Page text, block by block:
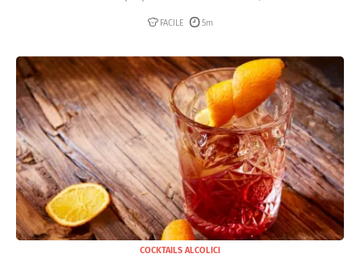
FACILE 5m
COCKTAILS ALCOLICI